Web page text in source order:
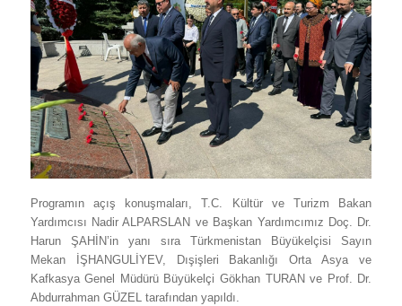
Programın açış konuşmaları, T.C. Kültür ve Turizm Bakan
Yardımcısı Nadir ALPARSLAN ve Başkan Yardımcımız Doç. Dr.
Harun ŞAHİN’in yanı sıra Türkmenistan Büyükelçisi Sayın
Mekan İŞHANGULİYEV, Dışişleri Bakanlığı Orta ‎Asya ve
Kafkasya Genel Müdürü Büyükelçi Gökhan TURAN ve Prof. Dr.
Abdurrahman GÜZEL tarafından yapıldı.